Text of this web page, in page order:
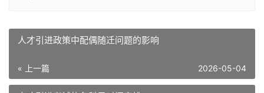
人才引进政策中配偶随迁问题的影响
« 上一篇 2026-05-04